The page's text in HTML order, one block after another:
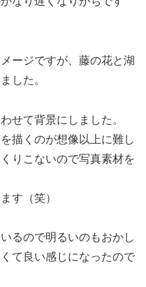
ージですが、藤の花と湖
した。
せて背景にしました。
描くのが想像以上に難し
りこないので写真素材を
す（笑）
るので明るいのもおかし
て良い感じになったので